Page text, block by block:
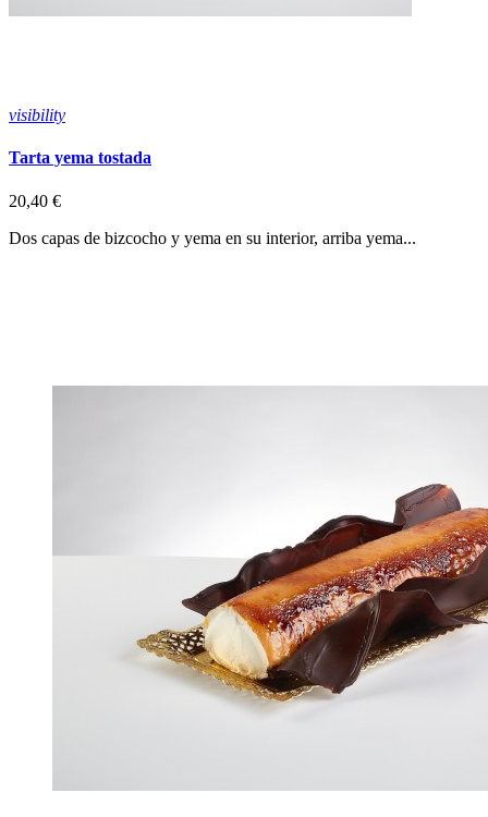
visibility
Tarta yema tostada
20,40 €
Dos capas de bizcocho y yema en su interior, arriba yema...